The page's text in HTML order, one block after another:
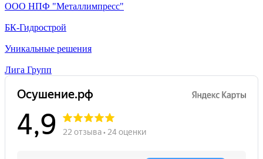
ООО НПФ "Металлимпресс"
БК-Гидрострой
Уникальные решения
Лига Групп